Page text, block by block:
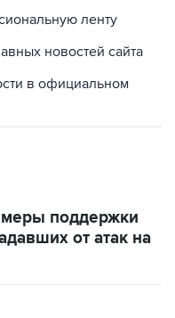
ленту
новостей сайта
в официальном
поддержки
от атак на